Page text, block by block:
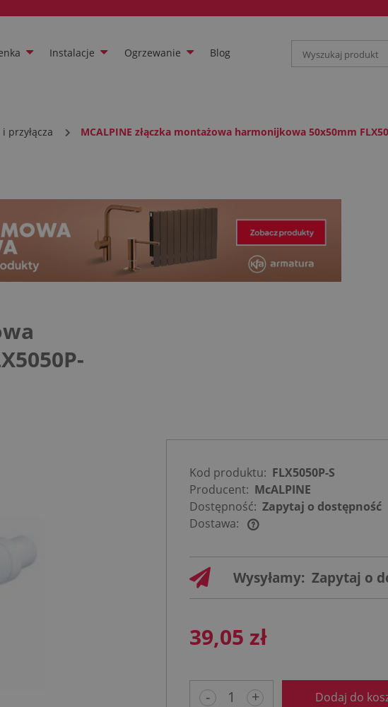
Instalacje Ogrzewanie Blog
przyłącza MCALPINE złączka montażowa harmonijkowa 50x50mm
Kod produktu: FLX5050P-S
Producent: McALPINE
Dostępność: Zapytaj o dostępność
Dostawa:
Cena nie
zawiera
ewentualnych
Wysyłamy: Zapytaj o
39,05 zł
- + Dodaj do